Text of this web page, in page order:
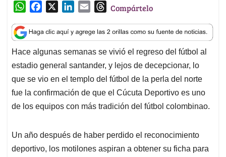
W
a
t
s
A
p
p
c
e
b
o
o
k
n
k
e
d
I
n
a
i
l
T
r
e
a
d
s
Compártelo
Hace algunas semanas se vivió el regreso del fútbol al
estadio general santander, y lejos de decepcionar, lo
que se vio en el templo del fútbol de la perla del norte
fue la confirmación de que el Cúcuta Deportivo es uno
de los equipos con más tradición del fútbol colombinao.
Un año después de haber perdido el reconocimiento
deportivo, los motilones aspiran a obtener su ficha para